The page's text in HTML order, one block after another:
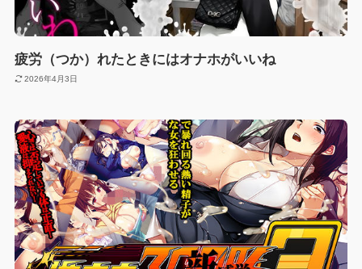
疲労（つか）れたときにはオナホがいいね
2026年4月3日